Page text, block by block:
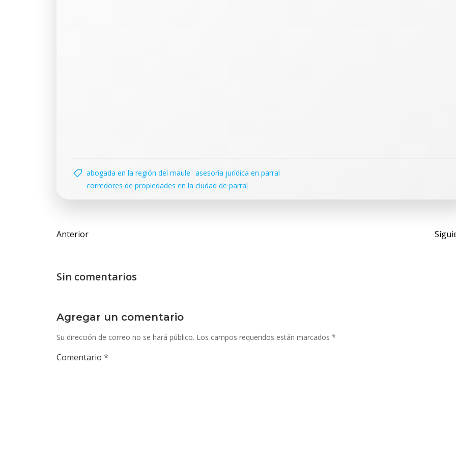
abogada en la región del maule asesoría jurídica en parral
corredores de propiedades en la ciudad de parral
Navegación
de
Anterior
de
Sin comentarios
Agregar un comentario
Su dirección de correo no se hará público. Los campos requeridos están marcados *
Comentario *